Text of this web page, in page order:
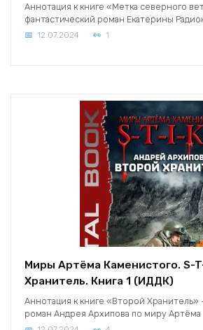
Аннотация к книге «Метка северного
фантастический роман Екатерины
12.07.2024 1
Миры Артёма Каменистого. S-
Хранитель. Книга 1 (ИДДК)
Аннотация к книге «Второй Хранитель»
роман Андрея Архипова по миру Артёма